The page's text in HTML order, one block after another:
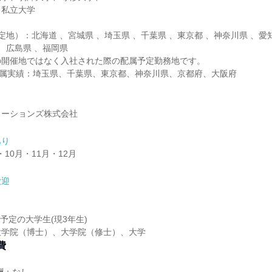
立大学
地）：北海道 、宮城県 、埼玉県 、千葉県 、東京都 、神奈川県 、愛
広島県 、福岡県
催地ではなく入社された際の配属予定勤務地です。
実績：埼玉県、千葉県、東京都、神奈川県、京都府、大阪府
ションズ株式会社
10月・11月・12月
定の大学生(現3年生)
院（博士）、大学院（修士）、大学